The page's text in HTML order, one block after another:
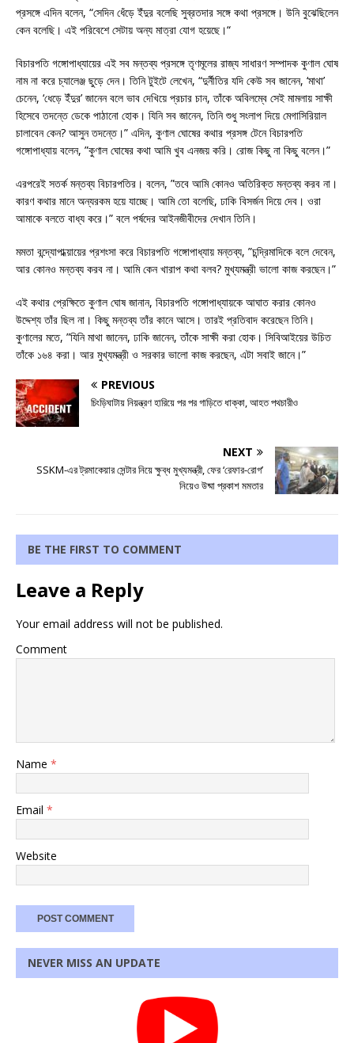
প্রসঙ্গে এদিন বলেন, “সেদিন ধেঁড়ে ইঁদুর বলেছি সুব্রতদার সঙ্গে কথা প্রসঙ্গে। উনি বুঝেছিলেন
কেন বলেছি। এই পরিবেশে সেটায় অন্য মাত্রা যোগ হয়েছে।“
বিচারপতি গঙ্গোপাধ্যায়ের এই সব মন্তব্য প্রসঙ্গে তৃণমূলের রাজ্য সাধারণ সম্পাদক কুণাল ঘোষ
নাম না করে চ্যালেঞ্জ ছুড়ে দেন। তিনি টুইটে লেখেন, “দুর্নীতির যদি কেউ সব জানেন, ‘মাথা’
চেনেন, ‘ধেড়ে ইঁদুর’ জানেন বলে ভাব দেখিয়ে প্রচার চান, তাঁকে অবিলম্বে সেই মামলায় সাক্ষী
হিসেবে তদন্তে ডেকে পাঠানো হোক। যিনি সব জানেন, তিনি শুধু সংলাপ দিয়ে মেগাসিরিয়াল
চালাবেন কেন? আসুন তদন্তে।” এদিন, কুণাল ঘোষের কথার প্রসঙ্গ টেনে বিচারপতি
গঙ্গোপাধ্যায় বলেন, ”কুণাল ঘোষের কথা আমি খুব এনজয় করি। রোজ কিছু না কিছু বলেন।”
এরপরেই সতর্ক মন্তব্য বিচারপতির। বলেন, ”তবে আমি কোনও অতিরিক্ত মন্তব্য করব না।
কারণ কথার মানে অন্যরকম হয়ে যাচ্ছে। আমি তো বলেছি, ঢাকি বিসর্জন দিয়ে দেব। ওরা
আমাকে বলতে বাধ্য করে।” বলে পর্ষদের আইনজীবীদের দেখান তিনি।
মমতা বন্দ্যোপাধ্য়ায়ের প্রশংসা করে বিচারপতি গঙ্গোপাধ্যায় মন্তব্য, ”চন্দ্রিমাদিকে বলে দেবেন,
আর কোনও মন্তব্য করব না। আমি কেন খারাপ কথা বলব? মুখ্যমন্ত্রী ভালো কাজ করছেন।”
এই কথার প্রেক্ষিতে কুণাল ঘোষ জানান, বিচারপতি গঙ্গোপাধ্যায়কে আঘাত করার কোনও
উদ্দেশ্য তাঁর ছিল না। কিছু মন্তব্য তাঁর কানে আসে। তারই প্রতিবাদ করেছেন তিনি।
কুণালের মতে, ”যিনি মাথা জানেন, ঢাকি জানেন, তাঁকে সাক্ষী করা হোক। সিবিআইয়ের উচিত
তাঁকে ১৬৪ করা। আর মুখ্যমন্ত্রী ও সরকার ভালো কাজ করছেন, এটা সবাই জানে।”
PREVIOUS
চিংড়িঘাটায় নিয়ন্ত্রণ হারিয়ে পর পর গাড়িতে ধাক্কা, আহত পথচারীও
NEXT
SSKM-এর ট্রমাকেয়ার সেন্টার নিয়ে ক্ষুব্ধ মুখ্যমন্ত্রী, ফের ‘রেফার-রোগ’
নিয়েও উষ্মা প্রকাশ মমতার
BE THE FIRST TO COMMENT
Leave a Reply
Your email address will not be published.
Comment
Name *
Email *
Website
NEVER MISS AN UPDATE